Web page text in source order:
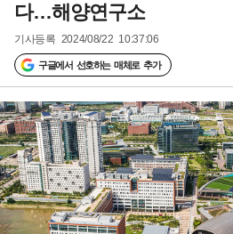
다…해양연구소
기사등록 2024/08/22 10:37:06
구글에서 선호하는 매체로 추가